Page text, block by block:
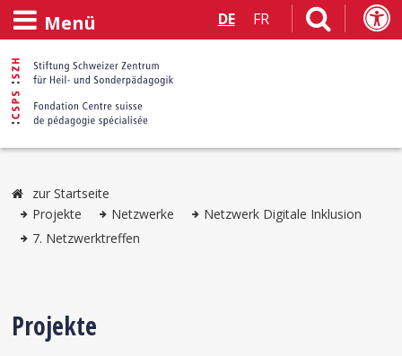
Menü DE FR
zur Startseite
Projekte
Netzwerke
Netzwerk Digitale Inklusion
7. Netzwerktreffen
Projekte